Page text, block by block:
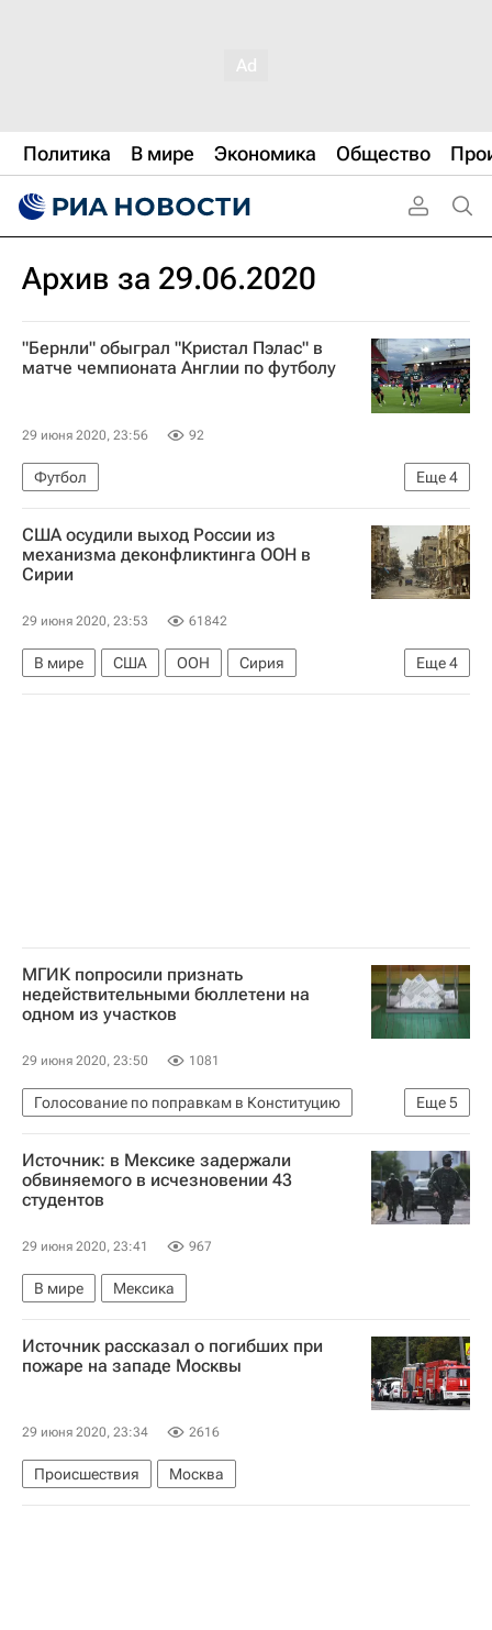
Политика В мире Экономика Общество
Архив за 29.06.2020
"Бернли" обыграл "Кристал Пэлас" в
матче чемпионата Англии по футболу
29 июня 2020, 23:56 92
Еще4
Футбол
АПЛ 2026-2027 (Чемпионат Англии по футболу)
Кристал Пэлас
Бернли Бен Ми
США осудили выход России из
механизма деконфликтинга ООН в
Сирии
29 июня 2020, 23:53 61842
Еще4
В мире США ООН
Сирия
Василий Небензя
Война в Сирии
МГИК попросили признать
недействительными бюллетени на
одном из участков
29 июня 2020, 23:50 1081
Еще5
Голосование по поправкам в Конституцию
Политика
Москва
Конституция РФ
Мосгоризбирком
Илья Массух
Источник: в Мексике задержали
обвиняемого в исчезновении 43
студентов
29 июня 2020, 23:41 967
В мире Мексика
Источник рассказал о погибших при
пожаре на западе Москвы
29 июня 2020, 23:34 2616
Происшествия Москва